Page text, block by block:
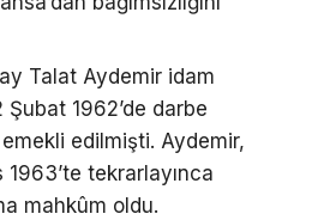
Talat Aydemir idam
1962’de darbe
edilmişti. Aydemir,
1963’te tekrarlayınca
mahkûm oldu.